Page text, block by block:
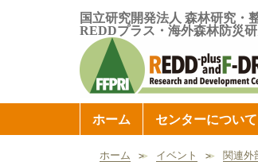
国立研究開発法人 森林研究・
REDDプラス・海外森林防災
ホーム センターについて
ホーム イベント 関連外